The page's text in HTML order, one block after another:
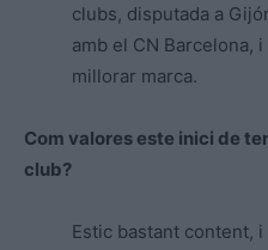
clubs, disputada a
amb el CN Barcelona,
millorar marca.
Com valores este inici de
club?
Estic bastant content,